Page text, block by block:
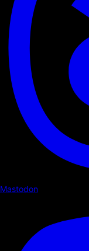
Mastodon